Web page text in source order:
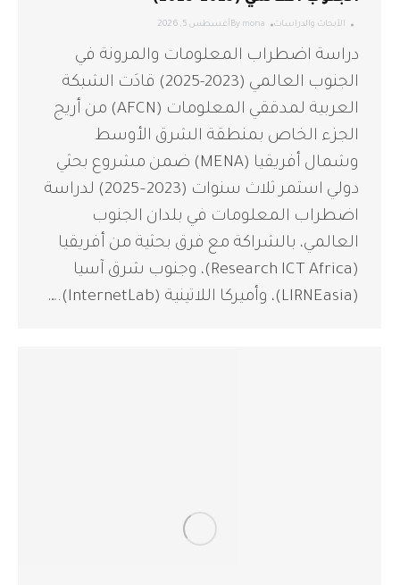
الأبحاث والدراسات By mona أغسطس 5, 2026
دراسة اضطراب المعلومات والمرونة في
الجنوب العالمي (2023-2025) قادَت الشبكة
العربية لمدققي المعلومات (AFCN) من أريج
الجزء الخاص بمنطقة الشرق الأوسط
وشمال أفريقيا (MENA) ضمن مشروع بحثي
دولي استمر ثلاث سنوات (2023–2025) لدراسة
اضطراب المعلومات في بلدان الجنوب
العالمي، بالشراكة مع فرق بحثية من أفريقيا
(Research ICT Africa)، وجنوب شرق آسيا
(LIRNEasia)، وأميركا اللاتينية (InternetLab).…